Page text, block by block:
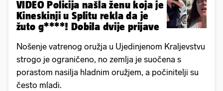
VIDEO Policija našla ženu koja je
Kineskinji u Splitu rekla da je
žuto g****! Dobila dvije prijave
Nošenje vatrenog oružja u Ujedinjenom Kraljevstvu
strogo je ograničeno, no zemlja je suočena s
porastom nasilja hladnim oružjem, a počinitelji su
često mladi.